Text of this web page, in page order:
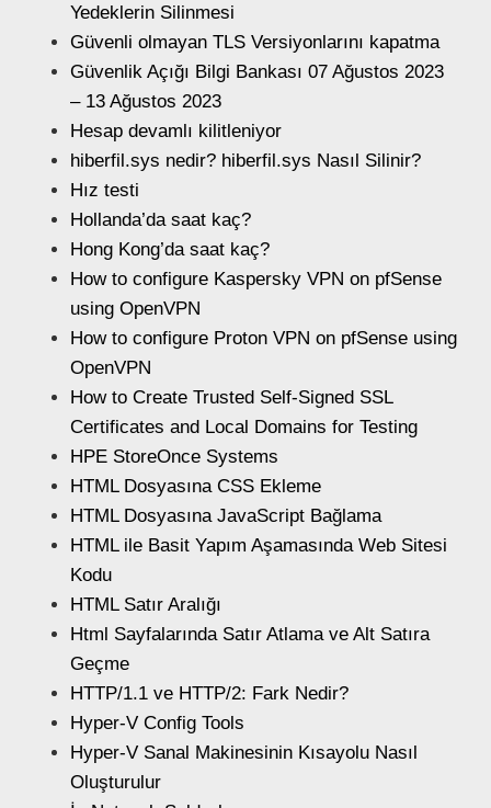
Yedeklerin Silinmesi
Güvenli olmayan TLS Versiyonlarını kapatma
Güvenlik Açığı Bilgi Bankası 07 Ağustos 2023
– 13 Ağustos 2023
Hesap devamlı kilitleniyor
hiberfil.sys nedir? hiberfil.sys Nasıl Silinir?
Hız testi
Hollanda’da saat kaç?
Hong Kong’da saat kaç?
How to configure Kaspersky VPN on pfSense
using OpenVPN
How to configure Proton VPN on pfSense using
OpenVPN
How to Create Trusted Self-Signed SSL
Certificates and Local Domains for Testing
HPE StoreOnce Systems
HTML Dosyasına CSS Ekleme
HTML Dosyasına JavaScript Bağlama
HTML ile Basit Yapım Aşamasında Web Sitesi
Kodu
HTML Satır Aralığı
Html Sayfalarında Satır Atlama ve Alt Satıra
Geçme
HTTP/1.1 ve HTTP/2: Fark Nedir?
Hyper-V Config Tools
Hyper-V Sanal Makinesinin Kısayolu Nasıl
Oluşturulur